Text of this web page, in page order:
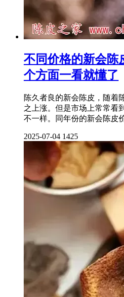
不同价格的新会陈
个方面一看就懂了
陈久者良的新会陈皮，随着
之上涨。但是市场上常常看
不一样。同年份的新会陈皮
2025-07-04 1425